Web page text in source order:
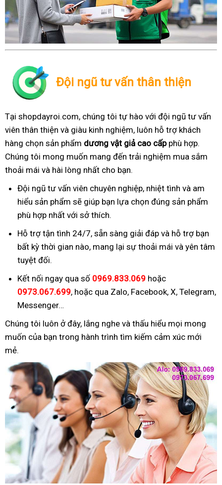
Đội ngũ tư vấn thân thiện
Tại shopdayroi.com, chúng tôi tự hào với đội ngũ tư vấn
viên thân thiện và giàu kinh nghiệm, luôn hỗ trợ khách
hàng chọn sản phẩm dương vật giả cao cấpphù hợp.
Chúng tôi mong muốn mang đến trải nghiệm mua sắm
thoải mái và hài lòng nhất cho bạn.
Đội ngũ tư vấn viên chuyên nghiệp, nhiệt tình và am
hiểu sản phẩm sẽ giúp bạn lựa chọn đúng sản phẩm
phù hợp nhất với sở thích.
Hỗ trợ tận tình 24/7, sẵn sàng giải đáp và hỗ trợ bạn
bất kỳ thời gian nào, mang lại sự thoải mái và yên tâm
tuyệt đối.
Kết nối ngay qua số 0969.833.069 hoặc
0973.067.699, hoặc qua Zalo, Facebook, X, Telegram,
Messenger…
Chúng tôi luôn ở đây, lắng nghe và thấu hiểu mọi mong
muốn của bạn trong hành trình tìm kiếm cảm xúc mới
mẻ.